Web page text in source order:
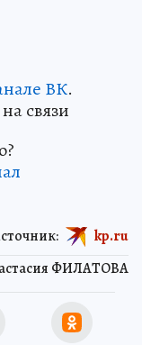
ВК.
связи
ФИЛАТОВА
kp.ru